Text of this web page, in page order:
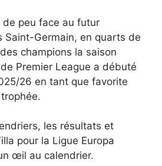
de peu face au futur
Saint-Germain, en quarts de
champions la saison
Premier League a débuté
26 en tant que favorite
les résultats et
pour la Ligue Europa
œil au calendrier.